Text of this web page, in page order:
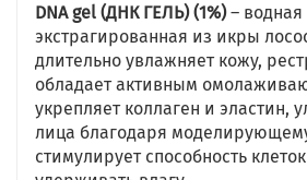
DNA gel (ДНК ГЕЛЬ) (1%)–
экстрагированная из икры
длительно увлажняет кожу,
обладает активным
укрепляет коллаген и эластин,
лица благодаря
стимулирует способность